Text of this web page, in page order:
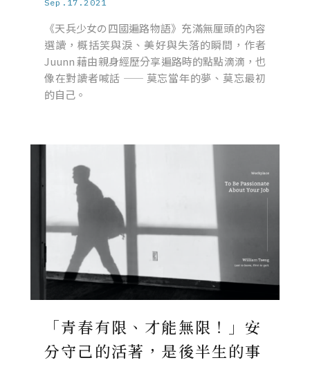
Sep.17.2021
《天兵少女の四國遍路物語》充滿無厘頭的內容
選讀，概括笑與淚、美好與失落的瞬間，作者
Juunn 藉由親身經歷分享遍路時的點點滴滴，也
像在對讀者喊話 —— 莫忘當年的夢、莫忘最初
的自己。
「青春有限、才能無限！」安
分守己的活著，是後半生的事